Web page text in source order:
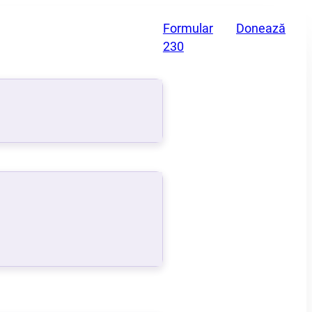
Formular
230
Donează